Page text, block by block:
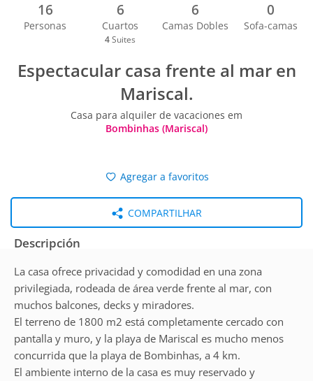
16
Personas
6
Cuartos
4 Suites
6
Camas Dobles
0
Sofa-camas
Espectacular casa frente al mar en
Mariscal.
Casa para alquiler de vacaciones em
Bombinhas (Mariscal)
Agregar a favoritos
COMPARTILHAR
Descripción
La casa ofrece privacidad y comodidad en una zona
privilegiada, rodeada de área verde frente al mar, con
muchos balcones, decks y miradores.
El terreno de 1800 m2 está completamente cercado con
pantalla y muro, y la playa de Mariscal es mucho menos
concurrida que la playa de Bombinhas, a 4 km.
El ambiente interno de la casa es muy reservado y